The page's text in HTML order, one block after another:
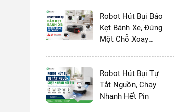
Robot Hút Bụi Báo
Kẹt Bánh Xe, Đứng
Một Chỗ Xoay
Robot Hút Bụi Tự
Tắt Nguồn, Chạy
Nhanh Hết Pin